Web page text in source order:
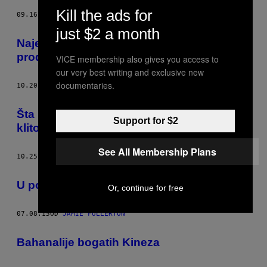
09.16.18 ODJAMIE FULLERTON
Najezda seks-mašina u kineskoj
prodavnici robota
10.20.16 ODJAMIE FULLERTON
​Šta muškarci u Kini uče na obuci o
klitorisu
10.25.15 JAMIE FULLERTON
​U poseti prvom seks-restoranu na Tajvanu
07.08.15ODJAMIE FULLERTON
Bahanalije bogatih Kineza
Kill the ads for
just $2 a month
VICE membership also gives you access to
our very best writing and exclusive new
documentaries.
Support for $2
See All Membership Plans
Or, continue for free